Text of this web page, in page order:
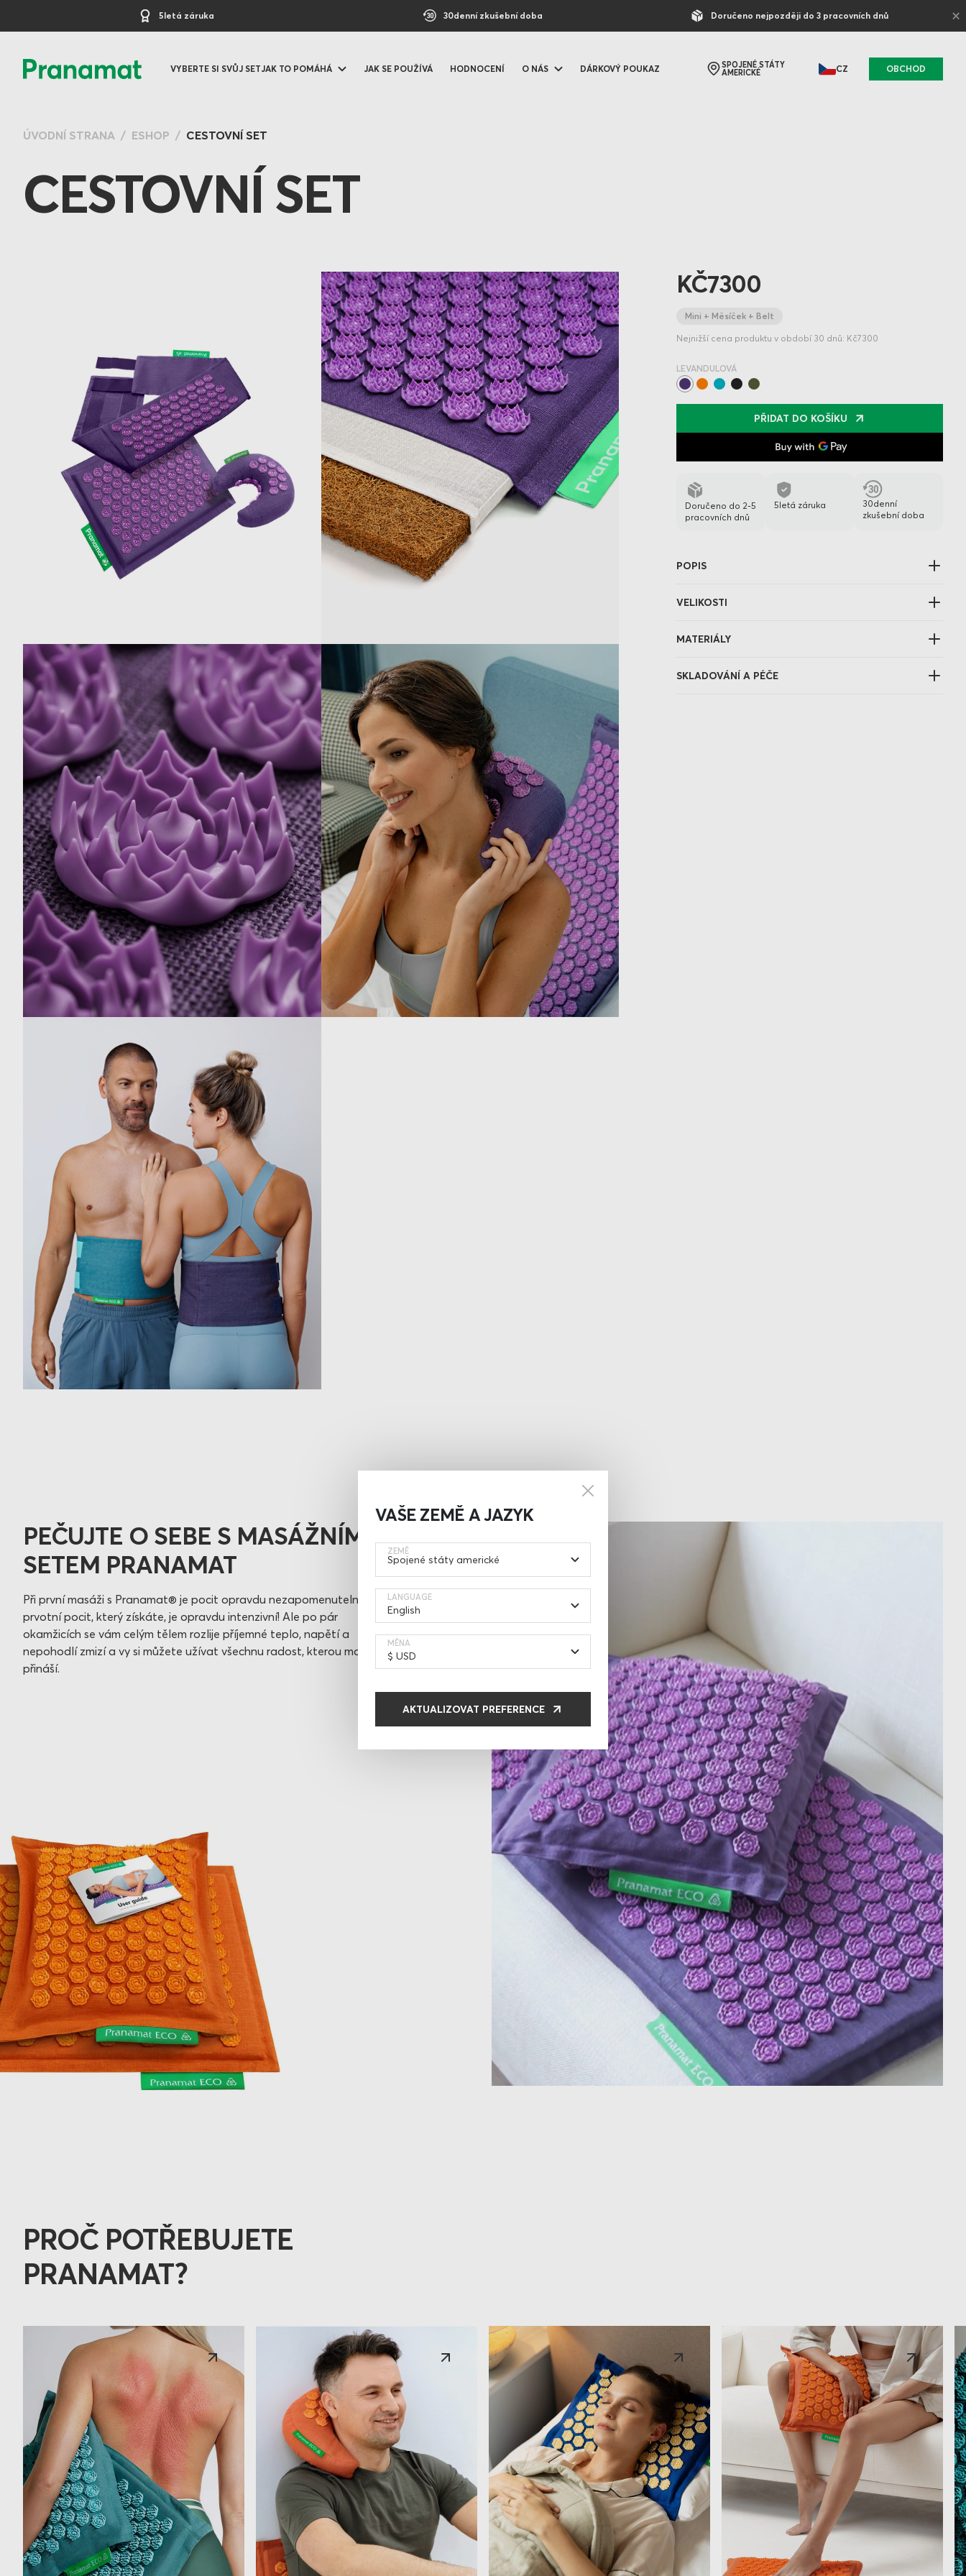
5letá záruka 30denní zkušební doba Doručeno nejpozději do 3 pracovních dnů ×
VYBERTE SI SVŮJ SETJAK TO POMÁHÁ JAK SE POUŽÍVÁ HODNOCENÍ O NÁS DÁRKOVÝ POUKAZ SPOJENÉ STÁTY
AMERICKÉ CZ OBCHOD
VAŠE ZEMĚ A JAZYK
ZEMĚ
LANGUAGE
MĚNA
AKTUALIZOVAT PREFERENCE
ÚVODNÍ STRANA ESHOP CESTOVNÍ SET
CESTOVNÍ SET
KČ7300
Mini + Měsíček + Belt
Nejnižší cena produktu v období 30 dnů: Kč7300
LEVANDULOVÁ
PŘIDAT DO KOŠÍKU
Doručeno do 2-5
pracovních dnů
5letá záruka
30denní
zkušební doba
POPIS
VELIKOSTI
MATERIÁLY
SKLADOVÁNÍ A PÉČE
PEČUJTE O SEBE S MASÁŽNÍM
SETEM PRANAMAT
Při první masáži s Pranamat® je pocit opravdu nezapomenutelný –
prvotní pocit, který získáte, je opravdu intenzivní! Ale po pár
okamžicích se vám celým tělem rozlije příjemné teplo, napětí a
nepohodlí zmizí a vy si můžete užívat všechnu radost, kterou masáž
přináší.
PROČ POTŘEBUJETE
PRANAMAT?